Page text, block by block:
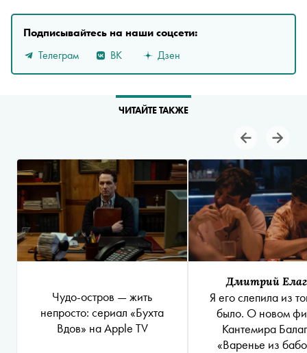
Подписывайтесь на наши соцсети:
Телеграм
ВК Дзен
ЧИТАЙТЕ ТАКЖЕ
Чудо-остров — жить
непросто: сериал «Бухта
Вдов» на Apple TV
Дмитрий
Я его слепила из
было. О новом
Кантемира
«Варенье из